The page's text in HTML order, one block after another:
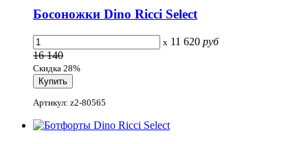
Босоножки Dino Ricci Select
x 11 620 руб
16 140
Скидка 28%
Артикул: z2-80565